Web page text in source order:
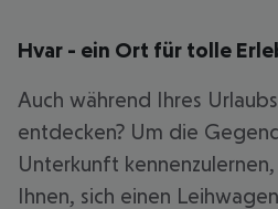
Hvar - ein Ort für tolle
Auch während Ihres
entdecken? Um die
Unterkunft
Ihnen, sich einen